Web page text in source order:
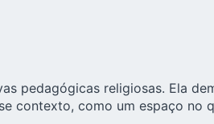
pedagógicas religiosas. Ela
contexto, como um espaço